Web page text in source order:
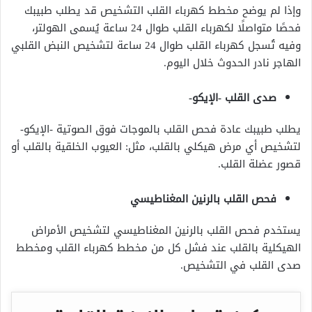
وإذا لم يوضح مخطط كهرباء القلب التشخيص قد يطلب طبيبك
فحصًا متواصلًا لكهرباء القلب طوال 24 ساعة يُسمى الهولتر،
وفيه تُسجل كهرباء القلب طوال 24 ساعة لتشخيص النبض القلبي
الهاجر نادر الحدوث خلال اليوم.
صدى القلب -الإيكو-
يطلب طبيبك عادة فحص القلب بالموجات فوق الصوتية -الإيكو-
لتشخيص أي مرض هيكلي بالقلب، مثل: العيوب الخلقية بالقلب أو
قصور عضلة القلب.
فحص القلب بالرنين المغناطيسي
يستخدم فحص القلب بالرنين المغناطيسي لتشخيص الأمراض
الهيكلية بالقلب عند فشل كل من مخطط كهرباء القلب ومخطط
صدى القلب في التشخيص.